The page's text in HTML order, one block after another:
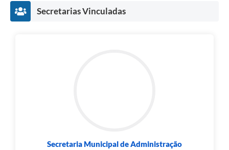
Secretarias Vinculadas
Secretaria Municipal de Administração